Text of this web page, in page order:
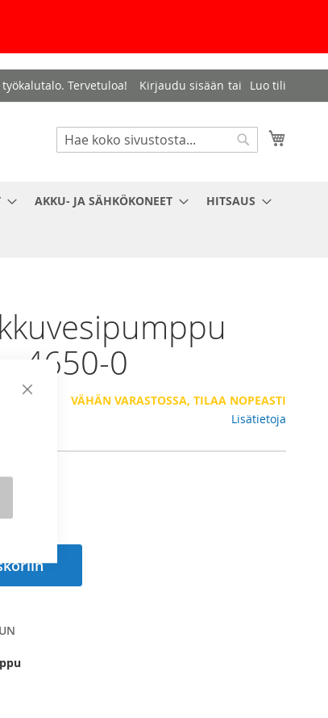
Sulje
Tervetuloa! Kirjaudu sisään Luo tili
Haku
Haku
AKKU- JA SÄHKÖKONEET HITSAUS
4650-0
VÄHÄN VARASTOSSA, TILAA NOPEASTI
Lisätietoja